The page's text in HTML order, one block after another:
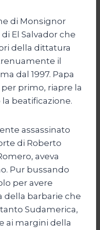
di Monsignor
El Salvador che
della dittatura
il
dal 1997. Papa
primo, riapre la
beatificazione.
assassinato
di Roberto
aveva
Pur bussando
per avere
della barbarie che
Sudamerica,
ai margini della